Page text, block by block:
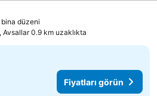
düzeni
Avsallar 0.9 km uzaklıkta
Fiyatları görün